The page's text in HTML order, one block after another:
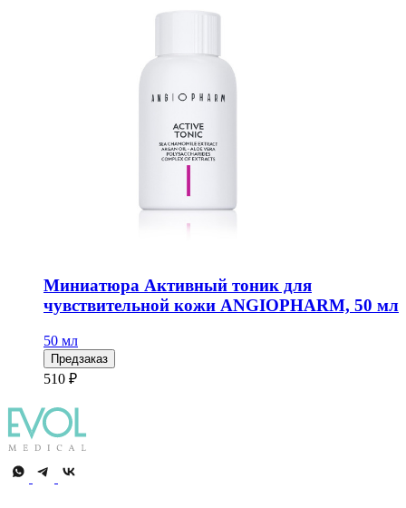
Миниатюра Активный тоник для
чувствительной кожи ANGIOPHARM, 50 мл
50 мл
Предзаказ
510 ₽